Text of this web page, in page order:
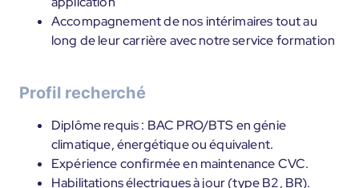
Accompagnement de nos intérimaires tout au
long de leur carrière avec notre service formation
Profil recherché
Diplôme requis : BAC PRO/BTS en génie
climatique, énergétique ou équivalent.
Expérience confirmée en maintenance CVC.
Habilitations électriques à jour (type B2, BR).